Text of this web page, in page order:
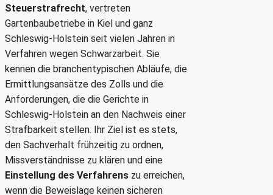
Steuerstrafrecht, vertreten
Gartenbaubetriebe in Kiel und ganz
Schleswig-Holstein seit vielen Jahren in
Verfahren wegen Schwarzarbeit. Sie
kennen die branchentypischen Abläufe, die
Ermittlungsansätze des Zolls und die
Anforderungen, die die Gerichte in
Schleswig-Holstein an den Nachweis einer
Strafbarkeit stellen. Ihr Ziel ist es stets,
den Sachverhalt frühzeitig zu ordnen,
Missverständnisse zu klären und eine
Einstellung des Verfahrens zu erreichen,
wenn die Beweislage keinen sicheren